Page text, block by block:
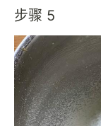
步骤 5